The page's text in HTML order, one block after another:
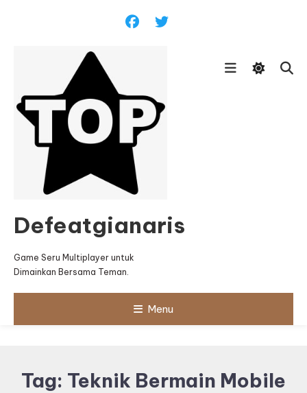
Defeatgianaris
Game Seru Multiplayer untuk
Dimainkan Bersama Teman.
Menu
Tag: Teknik Bermain Mobile